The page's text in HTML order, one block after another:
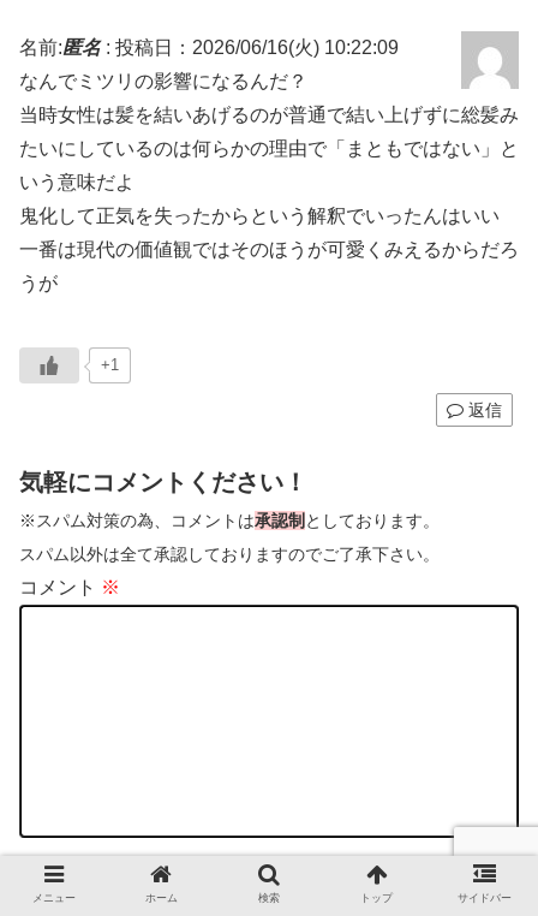
名前:匿名: 投稿日：2026/06/16(火) 10:22:09
なんでミツリの影響になるんだ？
当時女性は髪を結いあげるのが普通で結い上げずに総髪み
たいにしているのは何らかの理由で「まともではない」と
いう意味だよ
鬼化して正気を失ったからという解釈でいったんはいい
一番は現代の価値観ではそのほうが可愛くみえるからだろ
うが
+1
返信
気軽にコメントください！
※スパム対策の為、コメントは承認制 としております。
スパム以外は全て承認しておりますのでご了承下さい。
コメント ※
名前
メニュー ホーム 検索 トップ サイドバー